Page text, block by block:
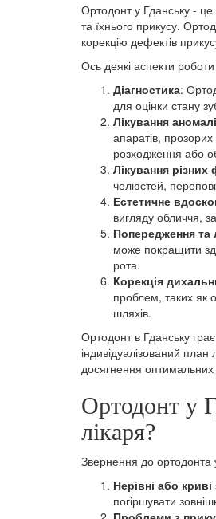
Ортодонт у Гданську - це
та їхнього прикусу.
корекцію дефектів
Ось деякі аспекти
Діагностика:
для оцінки стану
Лікування
апаратів,
розходження або
Лікування
челюстей,
Естетичне
вигляду обличчя,
Попередження та
може покращити
рота.
Корекція
проблем, таких як
шляхів.
Ортодонт в Гданську
індивідуалізований
досягнення оптимальних
Ортодонт у
лікаря?
Звернення до ортодонта
Нерівні або криві
погіршувати